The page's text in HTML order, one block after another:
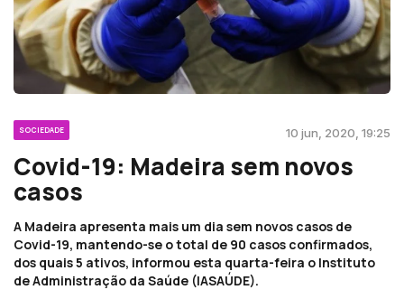
SOCIEDADE 10 jun, 2020, 19:25
Covid-19: Madeira sem novos
casos
A Madeira apresenta mais um dia sem novos casos de
Covid-19, mantendo-se o total de 90 casos confirmados,
dos quais 5 ativos, informou esta quarta-feira o Instituto
de Administração da Saúde (IASAÚDE).